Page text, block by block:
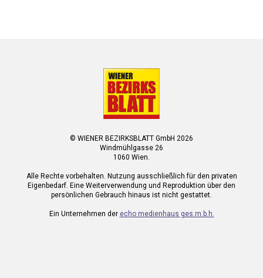
© WIENER BEZIRKSBLATT GmbH 2026
Windmühlgasse 26
1060 Wien.
Alle Rechte vorbehalten. Nutzung ausschließlich für den privaten
Eigenbedarf. Eine Weiterverwendung und Reproduktion über den
persönlichen Gebrauch hinaus ist nicht gestattet.
Ein Unternehmen der echo medienhaus ges.m.b.h.